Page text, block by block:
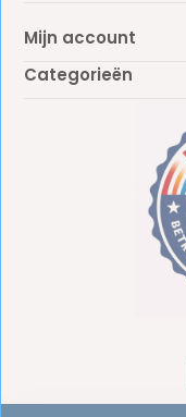
Mijn account
Categorieën